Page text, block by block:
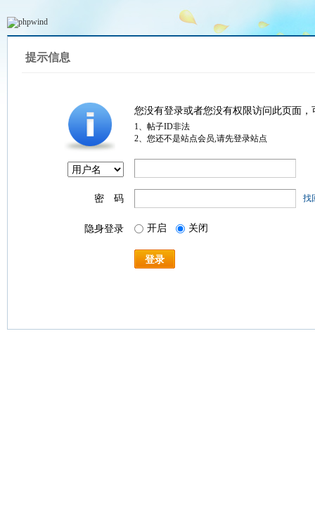
提示信息
您没有登录或者您没有权限访问此页面
1、帖子ID非法
2、您还不是站点会员,请先登录站点
密 码 找
隐身登录 开启 关闭
登录